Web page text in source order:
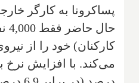
پساکرونا به کارگر
کارکنان) خود را از